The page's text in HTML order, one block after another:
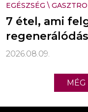
EGÉSZSÉG \ GASZTRO
7 étel, ami
2026.08.09.
MÉG